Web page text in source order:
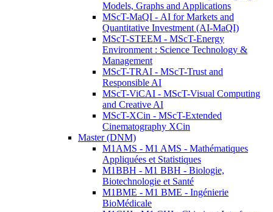
Models, Graphs and Applications
MScT-MaQI - AI for Markets and
Quantitative Investment (AI-MaQI)
MScT-STEEM - MScT-Energy
Environment : Science Technology &
Management
MScT-TRAI - MScT-Trust and
Responsible AI
MScT-ViCAI - MScT-Visual Computing
and Creative AI
MScT-XCin - MScT-Extended
Cinematography XCin
Master (DNM)
M1AMS - M1 AMS - Mathématiques
Appliquées et Statistiques
M1BBH - M1 BBH - Biologie,
Biotechnologie et Santé
M1BME - M1 BME - Ingénierie
BioMédicale